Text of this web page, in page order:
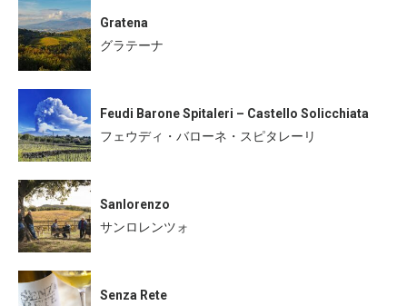
Gratena
グラテーナ
Feudi Barone Spitaleri – Castello Solicchiata
フェウディ・バローネ・スピタレーリ
Sanlorenzo
サンロレンツォ
Senza Rete